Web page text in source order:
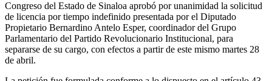
Congreso del Estado de Sinaloa aprobó por unanimidad la solicitud
de licencia por tiempo indefinido presentada por el Diputado
Propietario Bernardino Antelo Esper, coordinador del Grupo
Parlamentario del Partido Revolucionario Institucional, para
separarse de su cargo, con efectos a partir de este mismo martes 28
de abril.